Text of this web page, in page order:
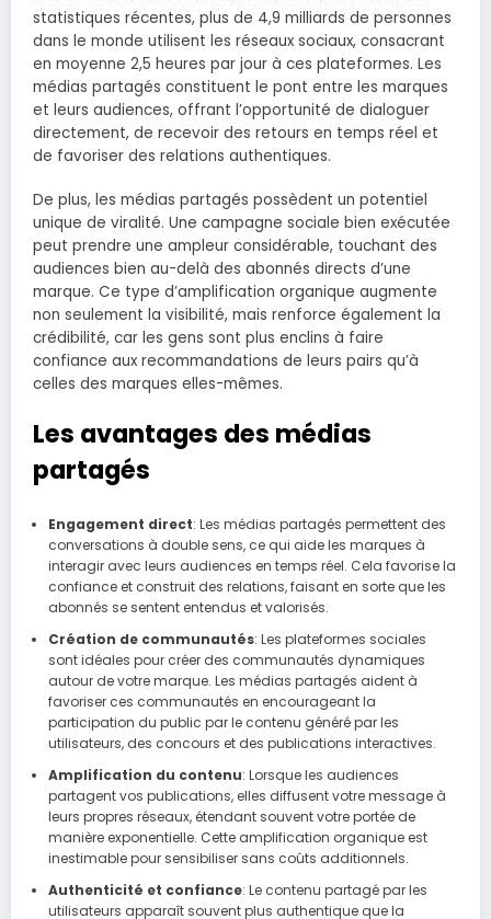
statistiques récentes, plus de 4,9 milliards de personnes
dans le monde utilisent les réseaux sociaux, consacrant
en moyenne 2,5 heures par jour à ces plateformes. Les
médias partagés constituent le pont entre les marques
et leurs audiences, offrant l’opportunité de dialoguer
directement, de recevoir des retours en temps réel et
de favoriser des relations authentiques.
De plus, les médias partagés possèdent un potentiel
unique de viralité. Une campagne sociale bien exécutée
peut prendre une ampleur considérable, touchant des
audiences bien au-delà des abonnés directs d’une
marque. Ce type d’amplification organique augmente
non seulement la visibilité, mais renforce également la
crédibilité, car les gens sont plus enclins à faire
confiance aux recommandations de leurs pairs qu’à
celles des marques elles-mêmes.
Les avantages des médias
partagés
Engagement direct: Les médias partagés permettent des
conversations à double sens, ce qui aide les marques à
interagir avec leurs audiences en temps réel. Cela favorise la
confiance et construit des relations, faisant en sorte que les
abonnés se sentent entendus et valorisés.
Création de communautés: Les plateformes sociales
sont idéales pour créer des communautés dynamiques
autour de votre marque. Les médias partagés aident à
favoriser ces communautés en encourageant la
participation du public par le contenu généré par les
utilisateurs, des concours et des publications interactives.
Amplification du contenu: Lorsque les audiences
partagent vos publications, elles diffusent votre message à
leurs propres réseaux, étendant souvent votre portée de
manière exponentielle. Cette amplification organique est
inestimable pour sensibiliser sans coûts additionnels.
Authenticité et confiance: Le contenu partagé par les
utilisateurs apparaît souvent plus authentique que la